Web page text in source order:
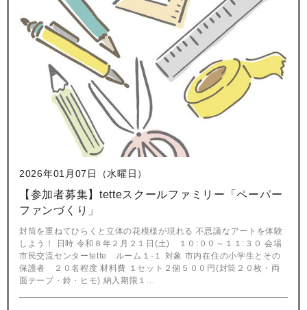
2026年01月07日（水曜日）
【参加者募集】tetteスクールファミリー「ペーパー
ファンづくり」
封筒を重ねてひらくと立体の花模様が現れる 不思議なアートを体験
しよう！ 日時 令和８年２月２１日(土) １０:００～１１:３０ 会場
市民交流センターtette ルーム１-１ 対象 市内在住の小学生とその
保護者 ２０名程度 材料費 １セット２個５００円(封筒２０枚・両
面テープ・鈴・ヒモ) 納入期限１...